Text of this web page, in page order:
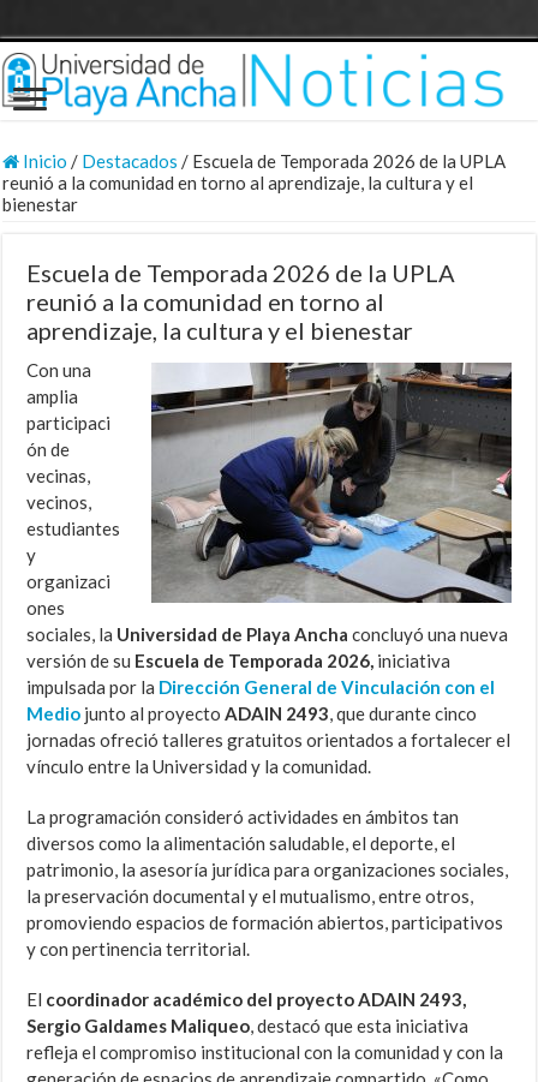
Inicio / Destacados / Escuela de Temporada 2026 de la UPLA
reunió a la comunidad en torno al aprendizaje, la cultura y el
bienestar
Escuela de Temporada 2026 de la UPLA
reunió a la comunidad en torno al
aprendizaje, la cultura y el bienestar
Con una
amplia
participaci
ón de
vecinas,
vecinos,
estudiantes
y
organizaci
ones
sociales, la Universidad de Playa Ancha concluyó una nueva
versión de su Escuela de Temporada 2026, iniciativa
impulsada por la Dirección General de Vinculación con el
Medio junto al proyectoADAIN 2493, que durante cinco
jornadas ofreció talleres gratuitos orientados a fortalecer el
vínculo entre la Universidad y la comunidad.
La programación consideró actividades en ámbitos tan
diversos como la alimentación saludable, el deporte, el
patrimonio, la asesoría jurídica para organizaciones sociales,
la preservación documental y el mutualismo, entre otros,
promoviendo espacios de formación abiertos, participativos
y con pertinencia territorial.
El coordinador académico del proyecto ADAIN 2493,
Sergio Galdames Maliqueo, destacó que esta iniciativa
refleja el compromiso institucional con la comunidad y con la